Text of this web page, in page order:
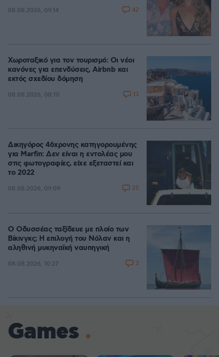
08.08.2026, 09:14 42
Χωροταξικό για τον τουρισμό: Οι νέοι
κανόνες για επενδύσεις, Airbnb και
εκτός σχεδίου δόμηση
08.08.2026, 08:10 13
Δικηγόρος 46χρονης κατηγορουμένης
για Marfin: Δεν είναι η εντολέας μου
στις φωτογραφίες, είχε εξεταστεί και
το 2022
08.08.2026, 09:09 25
Ο Οδυσσέας ταξίδευε με πλοίο των
Βίκινγκς; Η επιλογή του Νόλαν και η
αληθινή μυκηναϊκή ναυπηγική
08.08.2026, 10:27 3
Games